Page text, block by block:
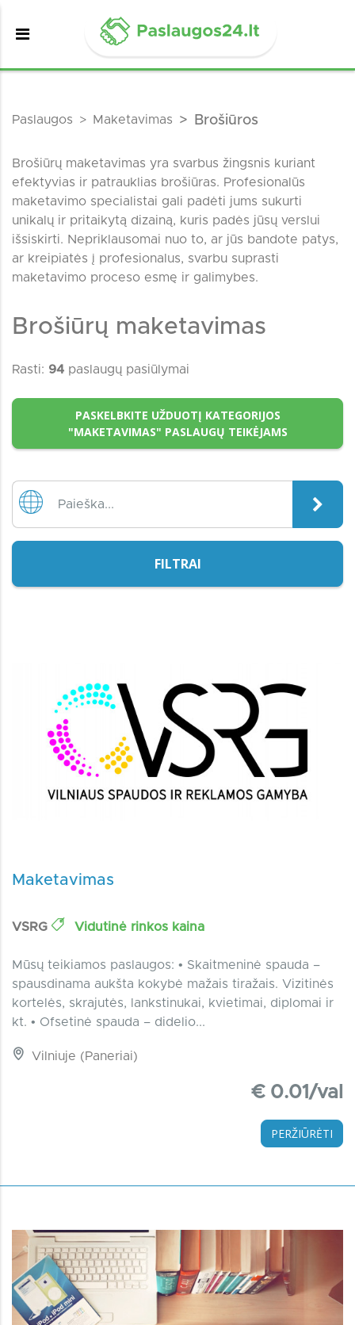
Paslaugos Maketavimas Brošiūros
Brošiūrų maketavimas yra svarbus žingsnis kuriant
efektyvias ir patrauklias brošiūras. Profesionalūs
maketavimo specialistai gali padėti jums sukurti
unikalų ir pritaikytą dizainą, kuris padės jūsų verslui
išsiskirti. Nepriklausomai nuo to, ar jūs bandote patys,
ar kreipiatės į profesionalus, svarbu suprasti
maketavimo proceso esmę ir galimybes.
Brošiūrų maketavimas
Rasti: 94 paslaugų pasiūlymai
PASKELBKITE UŽDUOTĮ KATEGORIJOS
"MAKETAVIMAS" PASLAUGŲ TEIKĖJAMS
FILTRAI
Maketavimas
VSRG Vidutinė rinkos kaina
Mūsų teikiamos paslaugos: • Skaitmeninė spauda –
spausdinama aukšta kokybė mažais tiražais. Vizitinės
kortelės, skrajutės, lankstinukai, kvietimai, diplomai ir
kt. • Ofsetinė spauda – didelio...
Vilniuje (Paneriai)
€ 0.01/val
PERŽIŪRĖTI